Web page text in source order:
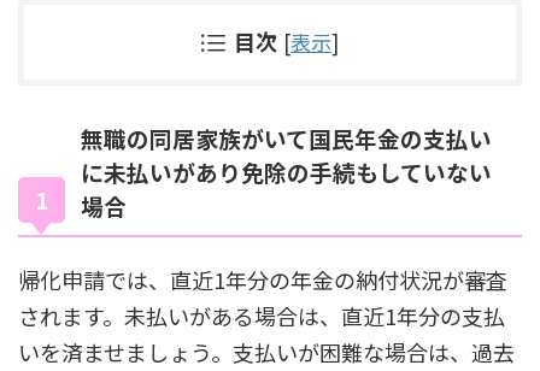
目次 [表示]
無職の同居家族がいて国民年金の支払い
に未払いがあり免除の手続もしていない
場合
帰化申請では、直近1年分の年金の納付状況が審査
されます。未払いがある場合は、直近1年分の支払
いを済ませましょう。支払いが困難な場合は、過去